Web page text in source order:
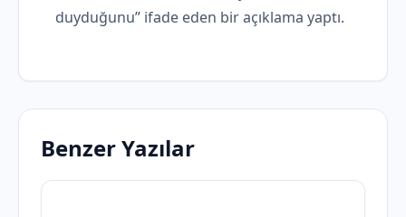
duyduğunu” ifade eden bir açıklama yaptı.
Benzer Yazılar